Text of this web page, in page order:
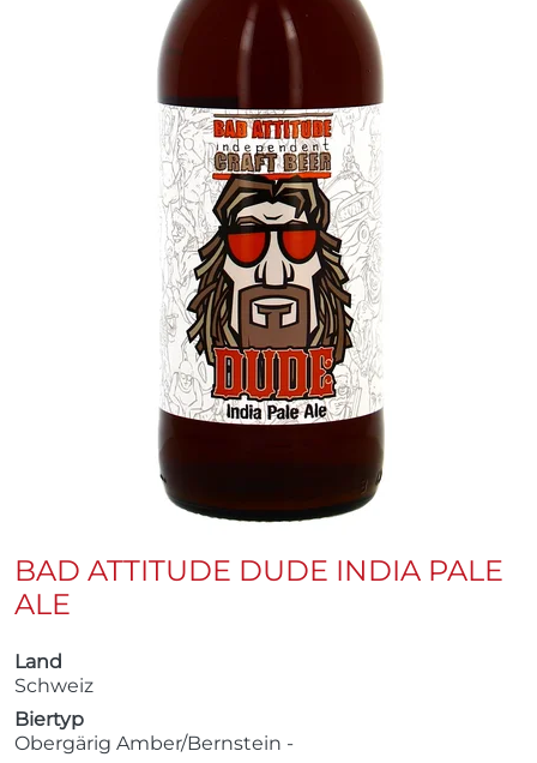
BAD ATTITUDE DUDE INDIA PALE
ALE
Land
Schweiz
Biertyp
Obergärig Amber/Bernstein -